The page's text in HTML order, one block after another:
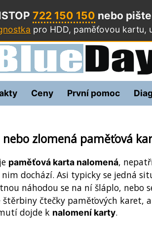
722 150 150 nebo
pro HDD, paměťovou kartu,
Ceny První pomoc
zlomená paměťová
paměťová karta nalomená,
dochází. Asi typicky se jedná
náhodou se na ní šláplo, nebo
štěrbiny čtečky paměťových karet,
dojde k nalomení karty.